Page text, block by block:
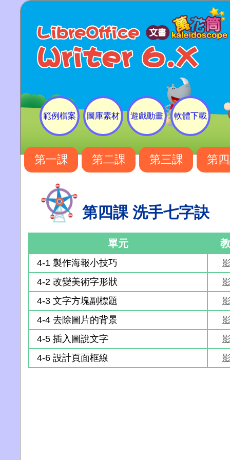
範例檔案 圖庫素材 遊戲動畫 軟體下載
第一課 第二課 第三課 第
第四課 洗手七字訣
單元
4-1 製作海報小技巧
4-2 改變美術字形狀
4-3 文字方塊副標題
4-4 去除圖片的背景
4-5 插入圖說文字
4-6 設計頁面框線